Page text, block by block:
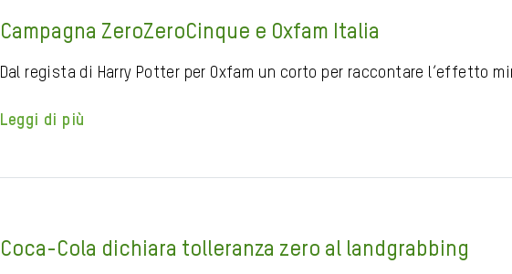
Campagna ZeroZeroCinque e Oxfam Italia
Dal regista di Harry Potter per Oxfam un corto per raccontare l’effetto
Leggi di più
Coca-Cola dichiara tolleranza zero al landgrabbing